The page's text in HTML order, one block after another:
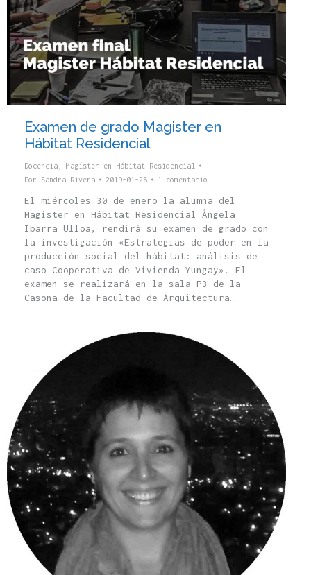
Examen de grado Magister en
Hábitat Residencial
Docencia
Magíster en Hábitat Residencial
Por Sandra Rivera 2019-01-28 1 comentario
El miércoles 30 de enero la alumna del
Magister en Hábitat Residencial Ángela
Ibarra Ulloa, rendirá su examen de grado con
la investigación «Estrategias de poder en la
producción social del hábitat: análisis de
caso Cooperativa de Vivienda Yungay». El
examen se realizará en la sala P3 de la
Casona de la Facultad de Arquitectura…